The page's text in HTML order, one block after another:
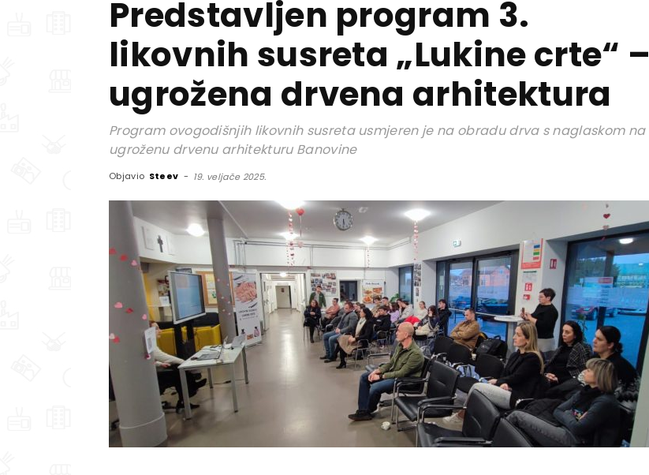
Predstavljen program 3.
likovnih susreta „Lukine crte“ –
ugrožena drvena arhitektura
Program ovogodišnjih likovnih susreta usmjeren je na obradu drva s naglaskom na
ugroženu drvenu arhitekturu Banovine
Objavio Steev - 19. veljače 2025.